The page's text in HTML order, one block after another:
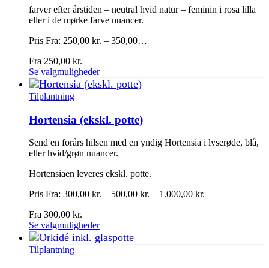
varesiden
farver efter årstiden – neutral hvid natur – feminin i rosa lilla
eller i de mørke farve nuancer.
Pris Fra: 250,00 kr. – 350,00…
Fra 250,00 kr.
Se valgmulighederDette
vare
varianter.
Mulighederne
vælges
på
varesiden
Tilplantning
Hortensia (ekskl. potte)
Send en forårs hilsen med en yndig Hortensia i lyserøde, blå,
eller hvid/grøn nuancer.
Hortensiaen leveres ekskl. potte.
Pris Fra: 300,00 kr. – 500,00 kr. – 1.000,00 kr.
Fra 300,00 kr.
Se valgmulighederDette
vare
har
Tilplantning